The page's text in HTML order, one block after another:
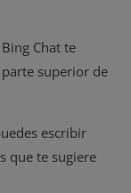
Chat te
superior de
escribir
que te sugiere